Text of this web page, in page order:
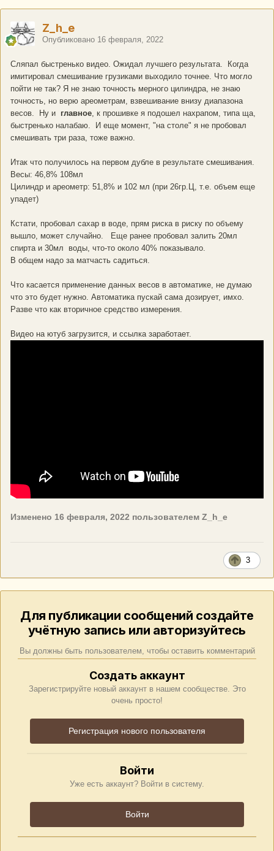
Z_h_e
Опубликовано 16 февраля, 2022
Сляпал быстренько видео. Ожидал лучшего результата. Когда
имитировал смешивание грузиками выходило точнее. Что могло
пойти не так? Я не знаю точность мерного цилиндра, не знаю
точность, но верю ареометрам, взвешивание внизу диапазона
весов. Ну и главное, к прошивке я подошел нахрапом, типа ща,
быстренько налабаю. И еще момент, "на столе" я не пробовал
смешивать три раза, тоже важно.
Итак что получилось на первом дубле в результате смешивания.
Весы: 46,8% 108мл
Цилиндр и ареометр: 51,8% и 102 мл (при 26гр.Ц, т.е. объем еще
упадет)
Кстати, пробовал сахар в воде, прям риска в риску по объему
вышло, может случайно. Еще ранее пробовал залить 20мл
спирта и 30мл воды, что-то около 40% показывало.
В общем надо за матчасть садиться.
Что касается применение данных весов в автоматике, не думаю
что это будет нужно. Автоматика пускай сама дозирует, имхо.
Разве что как вторичное средство измерения.
Видео на ютуб загрузится, и ссылка заработает.
Изменено 16 февраля, 2022 пользователем Z_h_e
3
Для публикации сообщений создайте
учётную запись или авторизуйтесь
Вы должны быть пользователем, чтобы оставить комментарий
Создать аккаунт
Зарегистрируйте новый аккаунт в нашем сообществе. Это
очень просто!
Регистрация нового пользователя
Войти
Уже есть аккаунт? Войти в систему.
Войти